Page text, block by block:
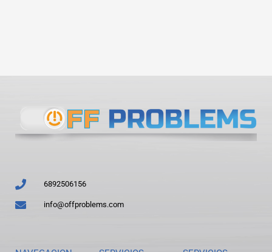
6892506156
info@offproblems.com